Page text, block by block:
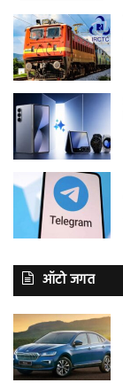
ऑटो जगत